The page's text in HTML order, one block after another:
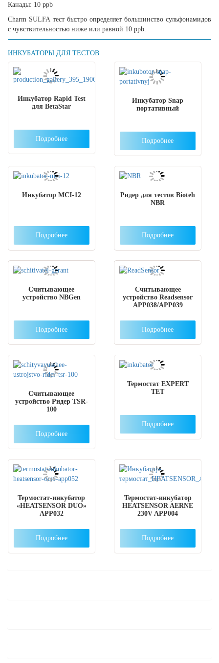
Канады: 10 ppb
Charm SULFA тест быстро определяет большинство сульфонамидов
с чувствительностью ниже или равной 10 ppb.
ИНКУБАТОРЫ ДЛЯ ТЕСТОВ
Инкубатор Rapid Test
для BetaStar
Подробнее
Инкубатор Snap
портативный
Подробнее
Инкубатор МCI-12
Подробнее
Ридер для тестов Bioteh
NBR
Подробнее
Считывающее
устройство NBGen
Подробнее
Считывающее
устройство Readsensor
APP038/APP039
Подробнее
Считывающее
устройство Ридер TSR-
100
Подробнее
Термостат EXPERT
TET
Подробнее
Термостат-инкубатор
«HEATSENSOR DUO»
APP032
Подробнее
Термостат-инкубатор
HEATSENSOR AERNE
230V APP004
Подробнее